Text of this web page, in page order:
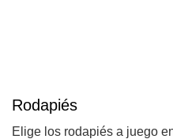
Rodapiés
Elige los rodapiés a juego